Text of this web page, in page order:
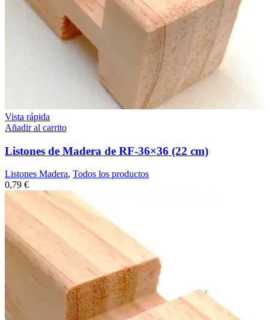
Vista rápida
Añadir al carrito
Listones de Madera de RF-36×36 (22 cm)
Listones Madera, Todos los productos
0,79 €